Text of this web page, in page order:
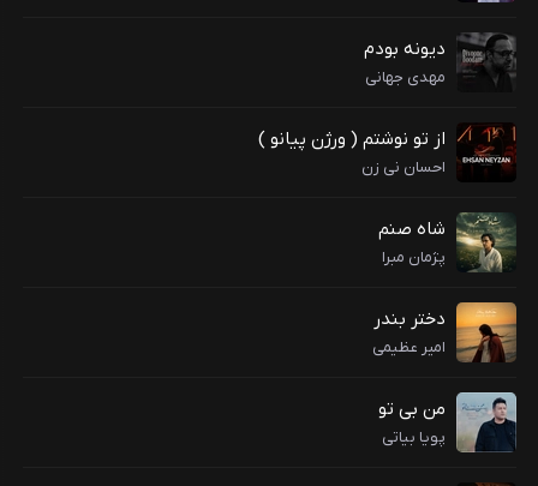
دیونه بودم
مهدی جهانی
از تو نوشتم ( ورژن پیانو )
احسان نی زن
شاه صنم
پژمان مبرا
دختر بندر
امیر عظیمی
من بی تو
پویا بیاتی